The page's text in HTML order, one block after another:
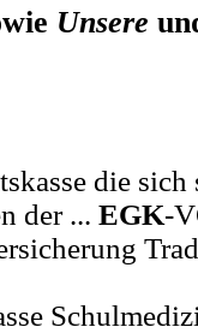
Unsere
die
der ... EGK-